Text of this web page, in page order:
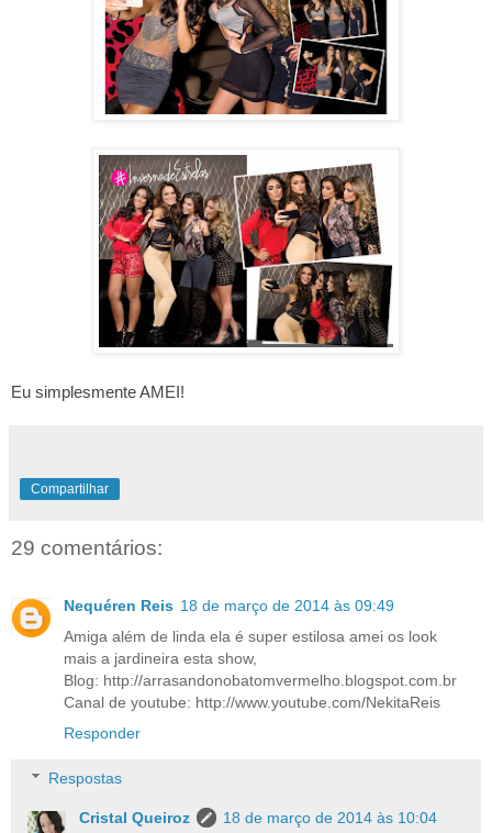
Eu simplesmente AMEI!
Compartilhar
29 comentários:
Nequéren Reis 18 de março de 2014 às 09:49
Amiga além de linda ela é super estilosa amei os look
mais a jardineira esta show,
Blog: http://arrasandonobatomvermelho.blogspot.com.br
Canal de youtube: http://www.youtube.com/NekitaReis
Responder
Respostas
Cristal Queiroz
18 de março de 2014 às 10:04